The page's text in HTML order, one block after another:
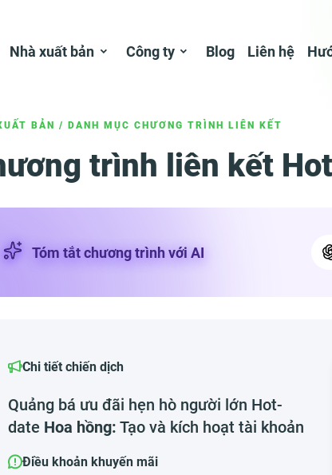
Nhà xuất bản Công ty Blog Liên hệ
BẢN / DANH MỤC CHƯƠNG TRÌNH LIÊN KẾT
trình liên kết
Tóm tắt chương trình với AI
Chi tiết chiến dịch
Quảng bá ưu đãi hẹn hò người lớn Hot-
date Hoa hồng: Tạo và kích hoạt tài khoản
Điều khoản khuyến mãi